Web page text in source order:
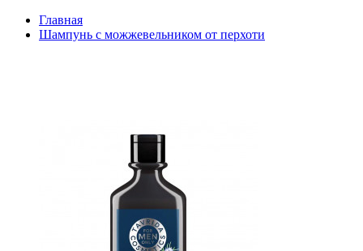
Главная
Шампунь с можжевельником от перхоти